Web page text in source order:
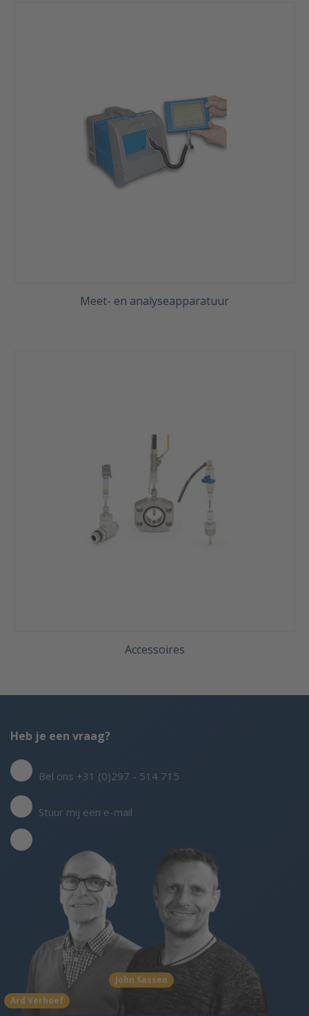
Meet- en analyseapparatuur
Accessoires
Ard Verhoef
John Sassen
Heb je een vraag?
Bel ons +31 (0)297 - 514 715
Stuur mij een e-mail